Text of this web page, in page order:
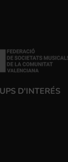
D'INTERÉS